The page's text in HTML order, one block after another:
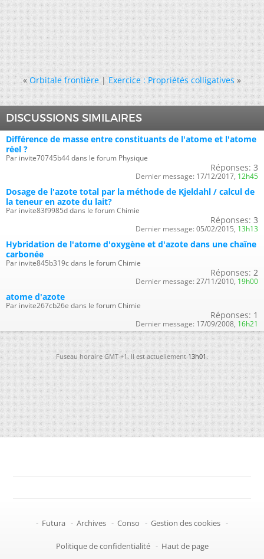
« Orbitale frontière|Exercice : Propriétés colligatives »
DISCUSSIONS SIMILAIRES
Différence de masse entre constituants de l'atome et l'atome
réel ?
Par invite70745b44 dans le forum Physique
Réponses: 3
Dernier message: 17/12/2017, 12h45
Dosage de l'azote total par la méthode de Kjeldahl / calcul de
la teneur en azote du lait?
Par invite83f9985d dans le forum Chimie
Réponses: 3
Dernier message: 05/02/2015, 13h13
Hybridation de l'atome d'oxygène et d'azote dans une chaîne
carbonée
Par invite845b319c dans le forum Chimie
Réponses: 2
Dernier message: 27/11/2010, 19h00
atome d'azote
Par invite267cb26e dans le forum Chimie
Réponses: 1
Dernier message: 17/09/2008, 16h21
Fuseau horaire GMT +1. Il est actuellement13h01.
- Futura - Archives - Conso - Gestion des cookies -
Politique de confidentialité - Haut de page